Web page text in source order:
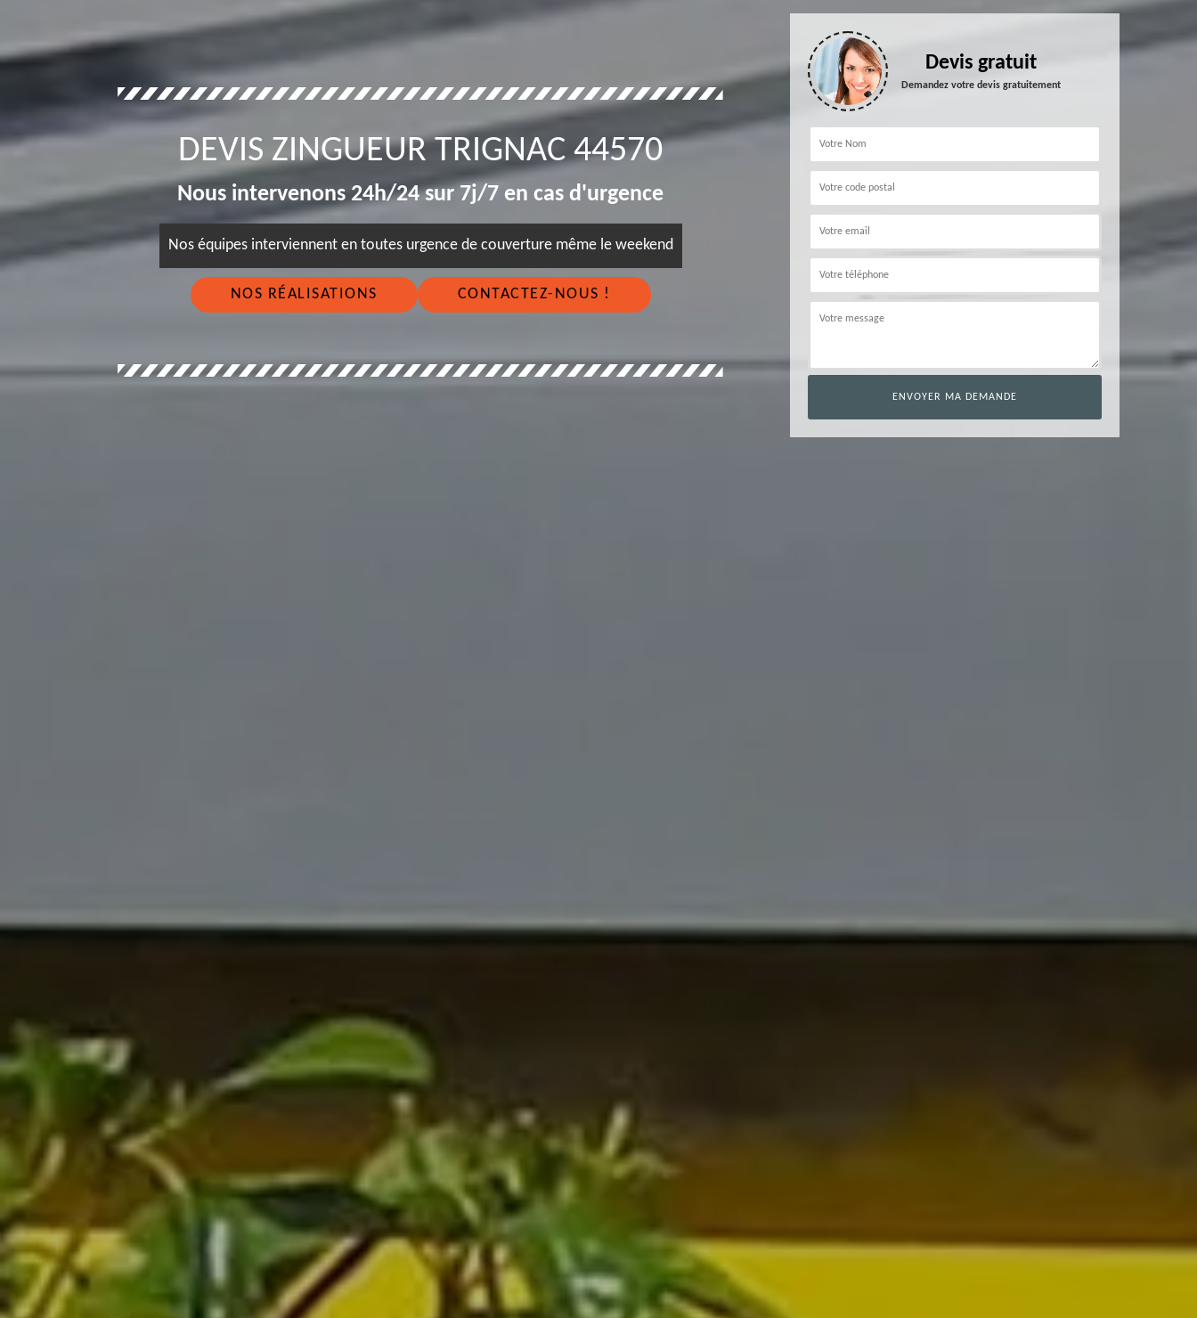
DEVIS ZINGUEUR TRIGNAC 44570
Nous intervenons 24h/24 sur 7j/7 en cas d'urgence
Nos équipes interviennent en toutes urgence de couverture même le weekend
NOS RÉALISATIONS CONTACTEZ-NOUS !
Devis gratuit
Demandez votre devis gratuitement